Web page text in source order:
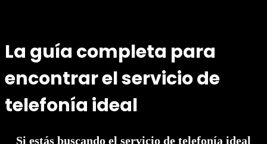
La guía completa para
encontrar el servicio de
telefonía ideal
Si estás buscando el servicio de telefonía ideal